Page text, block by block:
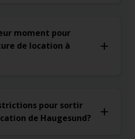
moment pour
de location à
pour sortir
de Haugesund?